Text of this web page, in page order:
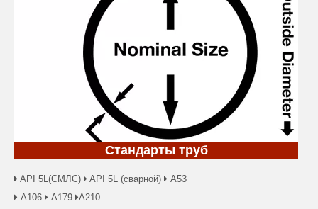
Стандарты труб
 API 5L(СМЛС)  API 5L (сварной)  А53
 А106  А179 А210